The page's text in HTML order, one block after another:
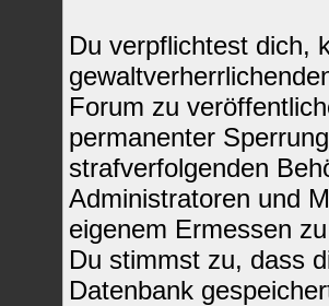
Du verpflichtest dich,
Forum zu
permanenter
strafverfolgenden
Administratoren und
eigenem Ermessen
Du stimmst zu, dass
Datenbank